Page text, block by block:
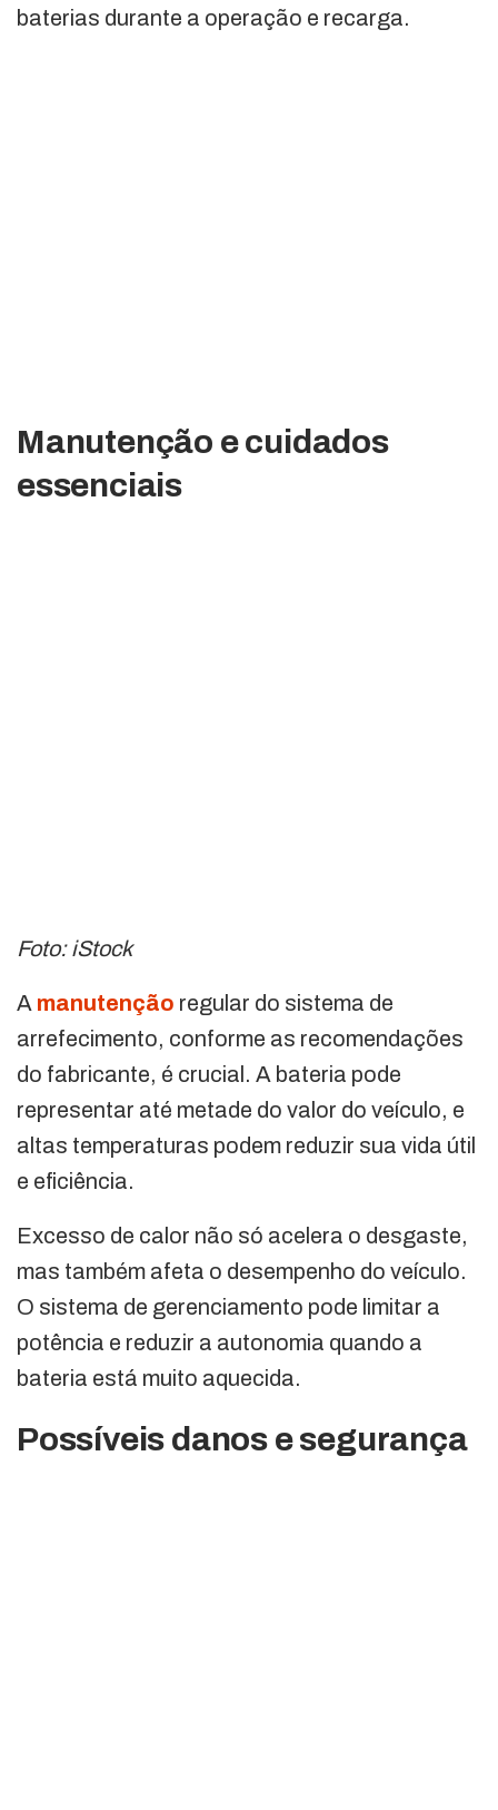
baterias durante a operação e recarga.
Manutenção e cuidados
essenciais
Foto: iStock
A manutenção regular do sistema de
arrefecimento, conforme as recomendações
do fabricante, é crucial. A bateria pode
representar até metade do valor do veículo, e
altas temperaturas podem reduzir sua vida útil
e eficiência.
Excesso de calor não só acelera o desgaste,
mas também afeta o desempenho do veículo.
O sistema de gerenciamento pode limitar a
potência e reduzir a autonomia quando a
bateria está muito aquecida.
Possíveis danos e segurança